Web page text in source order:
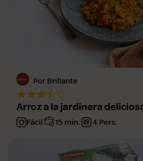
Por Brillante
Arroz a la jardinera
Fácil 15 min. 4 Pers.